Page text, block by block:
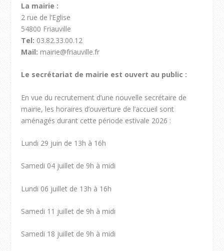
La mairie :
2 rue de l’Eglise
54800 Friauville
Tel: 03.82.33.00.12
Mail: mairie@friauville.fr
Le secrétariat de mairie est ouvert au public :
En vue du recrutement d’une nouvelle secrétaire de
mairie, les horaires d’ouverture de l’accueil sont
aménagés durant cette période estivale 2026 :
Lundi 29 juin de 13h à 16h
Samedi 04 juillet de 9h à midi
Lundi 06 juillet de 13h à 16h
Samedi 11 juillet de 9h à midi
Samedi 18 juillet de 9h à midi